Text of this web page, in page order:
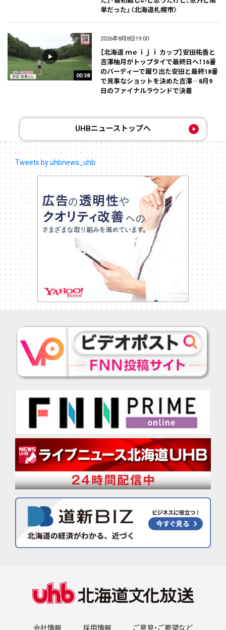
単だった」〈北海道札幌市〉
00:38
2026年8月8日19:00
【北海道 ｍｅｉｊｉ カップ】安田祐香と
吉澤柚月がトップタイで最終日へ！16番
のバーディーで躍り出た安田と最終18番
で見事なショットを決めた吉澤―8月9
日のファイナルラウンドで決着
UHBニューストップへ
Tweets by uhbnews_uhb
会社情報 採用情報 ご意見・ご要望など